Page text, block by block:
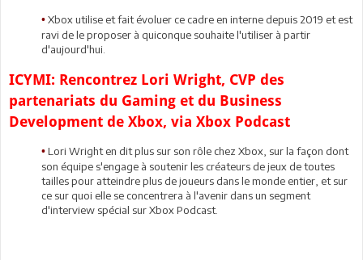
• Xbox utilise et fait évoluer ce cadre en interne depuis 2019 et est
ravi de le proposer à quiconque souhaite l'utiliser à partir
d'aujourd'hui.
ICYMI: Rencontrez Lori Wright, CVP des
partenariats du Gaming et du Business
Development de Xbox, via Xbox Podcast
• Lori Wright en dit plus sur son rôle chez Xbox, sur la façon dont
son équipe s'engage à soutenir les créateurs de jeux de toutes
tailles pour atteindre plus de joueurs dans le monde entier, et sur
ce sur quoi elle se concentrera à l'avenir dans un segment
d'interview spécial sur Xbox Podcast.